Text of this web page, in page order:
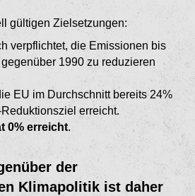
gültigen Zielsetzungen:
verpflichtet, die Emissionen bis
1990 zu reduzieren
EU im Durchschnitt bereits 24%
erreicht.
0% erreicht.
der
Klimapolitik ist daher